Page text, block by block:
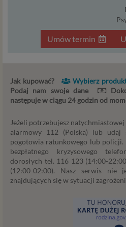
Umów termin
Jak kupować?
Wybierz
Podaj nam swoje dane
następuje w ciągu 24 godzin od
Jeżeli potrzebujesz
alarmowy 112 (Polska) lub udaj
pogotowia ratunkowego lub policji.
bezpłatnego kryzysowego
dorosłych tel. 116 123 (14:00-
(12:00-02:00). Nasz serwis nie
znajdujących się w sytuacji
nieuprawniona osoba),
statystycznych,
dopasowania ich do
użytkowników (np.
interesujesz się
materiały na ten temat w
Twoja dobrowolna zgoda.
interesujące Cię oferty
usługi, których możesz
i ich przedstawiciele
przetwarzania Twoich
zgody jest całkowicie
nie musisz jej udzielać.
masz również możliwość
zmiany zgody w